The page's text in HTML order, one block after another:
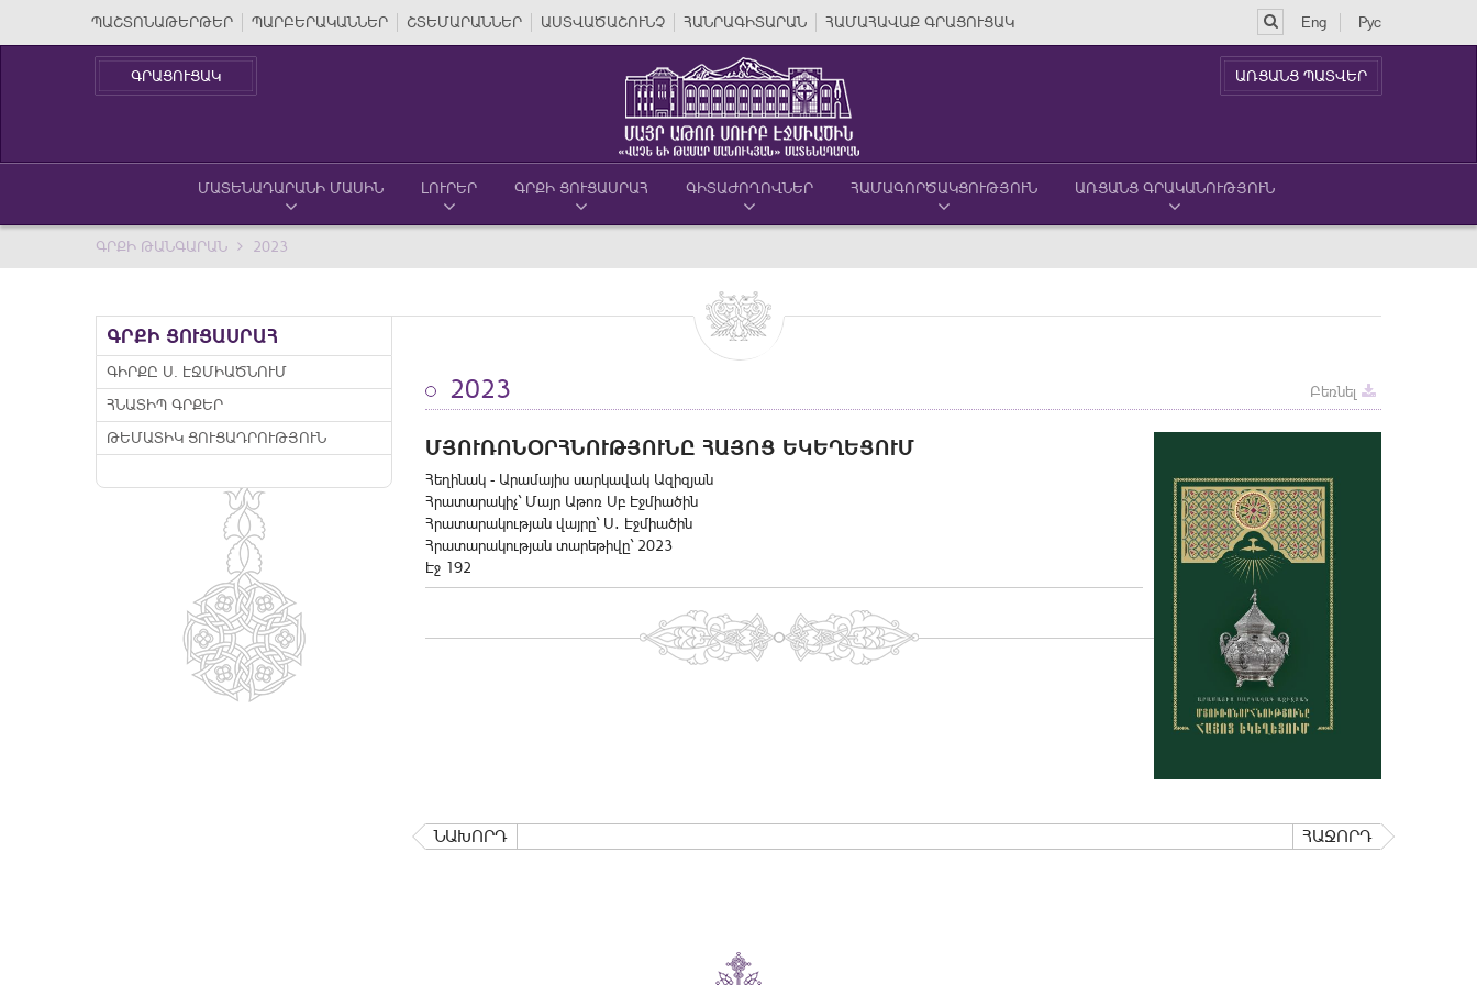
ՊԱՇՏՈՆԱԹԵՐԹԵՐ ՊԱՐԲԵՐԱԿԱՆՆԵՐ ՇՏԵՄԱՐԱՆՆԵՐ ԱՍՏՎԱԾԱՇՈՒՆՉ ՀԱՆՐԱԳԻՏԱՐԱՆ ՀԱՄԱՀԱՎԱՔ ԳՐԱՑՈՒՑԱԿ Eng Рус
ԳՐԱՑՈՒՑԱԿ ԱՌՑԱՆՑ ՊԱՏՎԵՐ
ՄԱՏԵՆԱԴԱՐԱՆԻ ՄԱՍԻՆ ԼՈՒՐԵՐ ԳՐՔԻ ՑՈՒՑԱՍՐԱՀ ԳԻՏԱԺՈՂՈՎՆԵՐ ՀԱՄԱԳՈՐԾԱԿՑՈՒԹՅՈՒՆ ԱՌՑԱՆՑ ԳՐԱԿԱՆՈՒԹՅՈՒՆ
ԳՐՔԻ ԹԱՆԳԱՐԱՆ 2023
ԳՐՔԻ ՑՈՒՑԱՍՐԱՀ
ԳԻՐՔԸ Ս. ԷՋՄԻԱԾՆՈՒՄ
ՀՆԱՏԻՊ ԳՐՔԵՐ
ԹԵՄԱՏԻԿ ՑՈՒՑԱԴՐՈՒԹՅՈՒՆ
2023 Բեռնել
ՄՅՈՒՌՈՆՕՐՀՆՈՒԹՅՈՒՆԸ ՀԱՅՈՑ ԵԿԵՂԵՑՈՒՄ
Հեղինակ - Արամայիս սարկավակ Ազիզյան
Հրատարակիչ` Մայր Աթոռ Սբ Էջմիածին
Հրատարակության վայրը` Ս․ Էջմիածին
Հրատարակության տարեթիվը` 2023
Էջ 192
ՆԱԽՈՐԴ ՀԱՋՈՐԴ